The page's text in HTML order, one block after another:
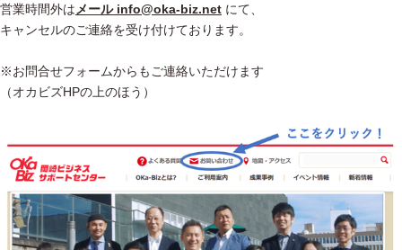
営業時間外は メール info@oka-biz.net にて、
キャンセルのご連絡を受け付けております。
※お問合せフォームからもご連絡いただけます
（オカビズHPの上のほう）